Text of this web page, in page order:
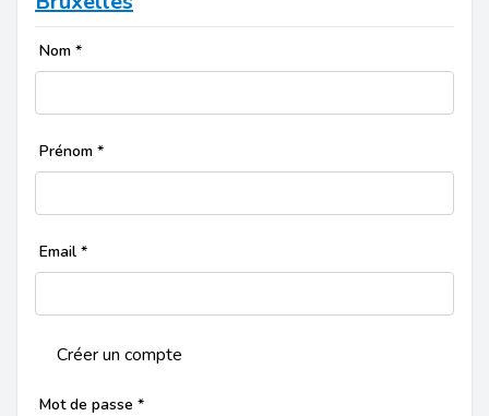
Nom *
Prénom *
Email *
Créer un compte
Mot de passe *